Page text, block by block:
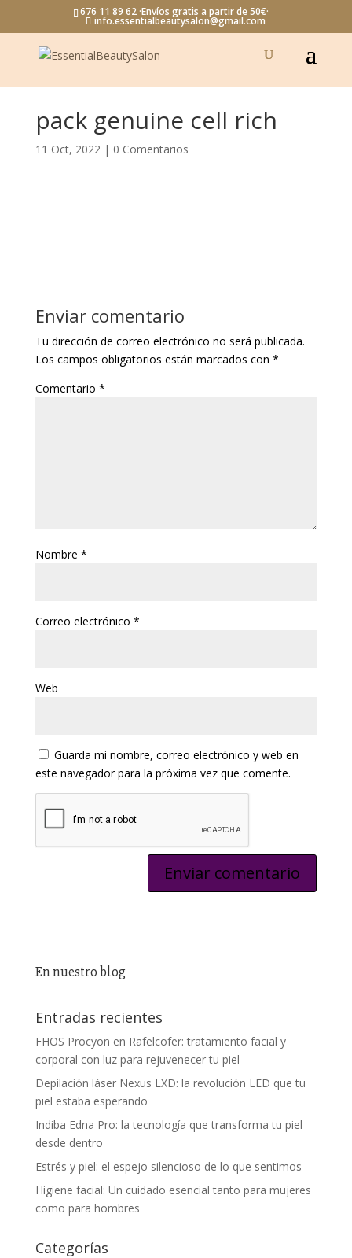
676 11 89 62 ·Envíos gratis a partir de 50€·
info.essentialbeautysalon@gmail.com
pack genuine cell rich
11 Oct, 2022| 0 Comentarios
Enviar comentario
Tu dirección de correo electrónico no será publicada.
Los campos obligatorios están marcados con *
Comentario *
Nombre *
Correo electrónico *
Web
Guarda mi nombre, correo electrónico y web en
este navegador para la próxima vez que comente.
En nuestro blog
Entradas recientes
FHOS Procyon en Rafelcofer: tratamiento facial y
corporal con luz para rejuvenecer tu piel
Depilación láser Nexus LXD: la revolución LED que tu
piel estaba esperando
Indiba Edna Pro: la tecnología que transforma tu piel
desde dentro
Estrés y piel: el espejo silencioso de lo que sentimos
Higiene facial: Un cuidado esencial tanto para mujeres
como para hombres
Categorías